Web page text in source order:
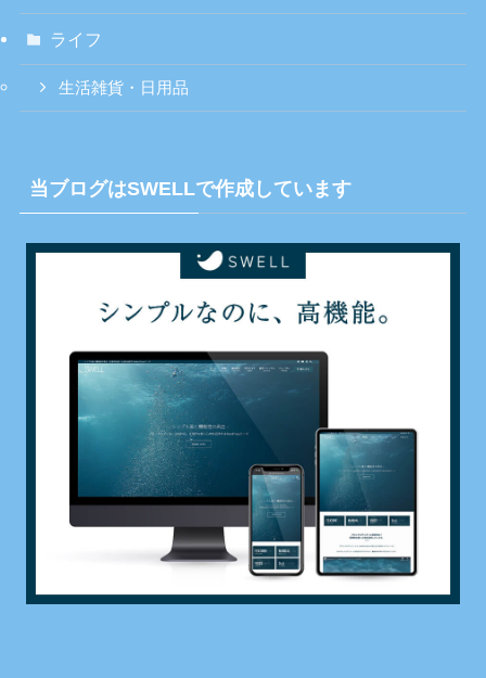
ライフ
生活雑貨・日用品
当ブログはSWELLで作成しています